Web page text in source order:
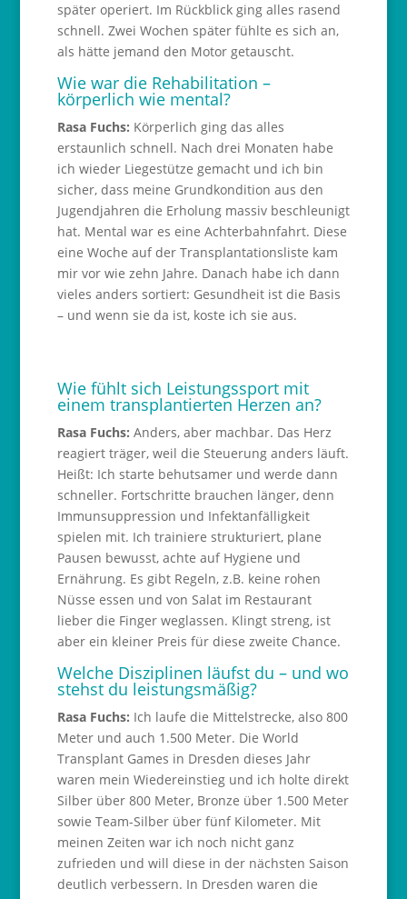
später operiert. Im Rückblick ging alles rasend
schnell. Zwei Wochen später fühlte es sich an,
als hätte jemand den Motor getauscht.
Wie war die Rehabilitation –
körperlich wie mental?
Rasa Fuchs: Körperlich ging das alles
erstaunlich schnell. Nach drei Monaten habe
ich wieder Liegestütze gemacht und ich bin
sicher, dass meine Grundkondition aus den
Jugendjahren die Erholung massiv beschleunigt
hat. Mental war es eine Achterbahnfahrt. Diese
eine Woche auf der Transplantationsliste kam
mir vor wie zehn Jahre. Danach habe ich dann
vieles anders sortiert: Gesundheit ist die Basis
– und wenn sie da ist, koste ich sie aus.
Wie fühlt sich Leistungssport mit
einem transplantierten Herzen an?
Rasa Fuchs: Anders, aber machbar. Das Herz
reagiert träger, weil die Steuerung anders läuft.
Heißt: Ich starte behutsamer und werde dann
schneller. Fortschritte brauchen länger, denn
Immunsuppression und Infektanfälligkeit
spielen mit. Ich trainiere strukturiert, plane
Pausen bewusst, achte auf Hygiene und
Ernährung. Es gibt Regeln, z.B. keine rohen
Nüsse essen und von Salat im Restaurant
lieber die Finger weglassen. Klingt streng, ist
aber ein kleiner Preis für diese zweite Chance.
Welche Disziplinen läufst du – und wo
stehst du leistungsmäßig?
Rasa Fuchs: Ich laufe die Mittelstrecke, also 800
Meter und auch 1.500 Meter. Die World
Transplant Games in Dresden dieses Jahr
waren mein Wiedereinstieg und ich holte direkt
Silber über 800 Meter, Bronze über 1.500 Meter
sowie Team-Silber über fünf Kilometer. Mit
meinen Zeiten war ich noch nicht ganz
zufrieden und will diese in der nächsten Saison
deutlich verbessern. In Dresden waren die